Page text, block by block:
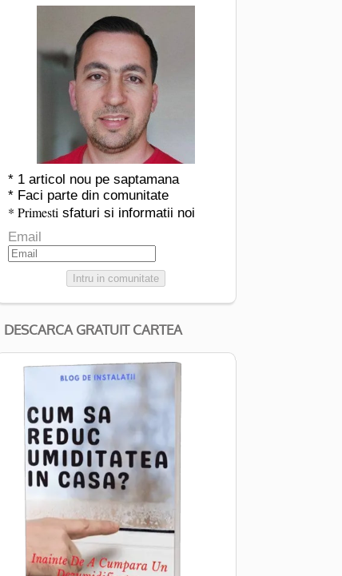
* 1 articol nou pe saptamana
* Faci parte din comunitate
* Primestisfaturi si informatii noi
Email
Intru in comunitate
DESCARCA GRATUIT CARTEA